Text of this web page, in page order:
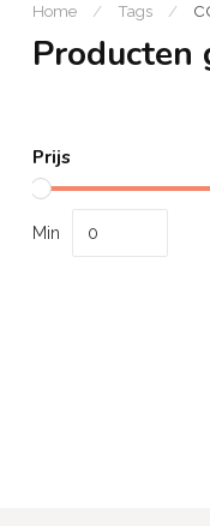
Home / Tags /
Producten
Prijs
Min